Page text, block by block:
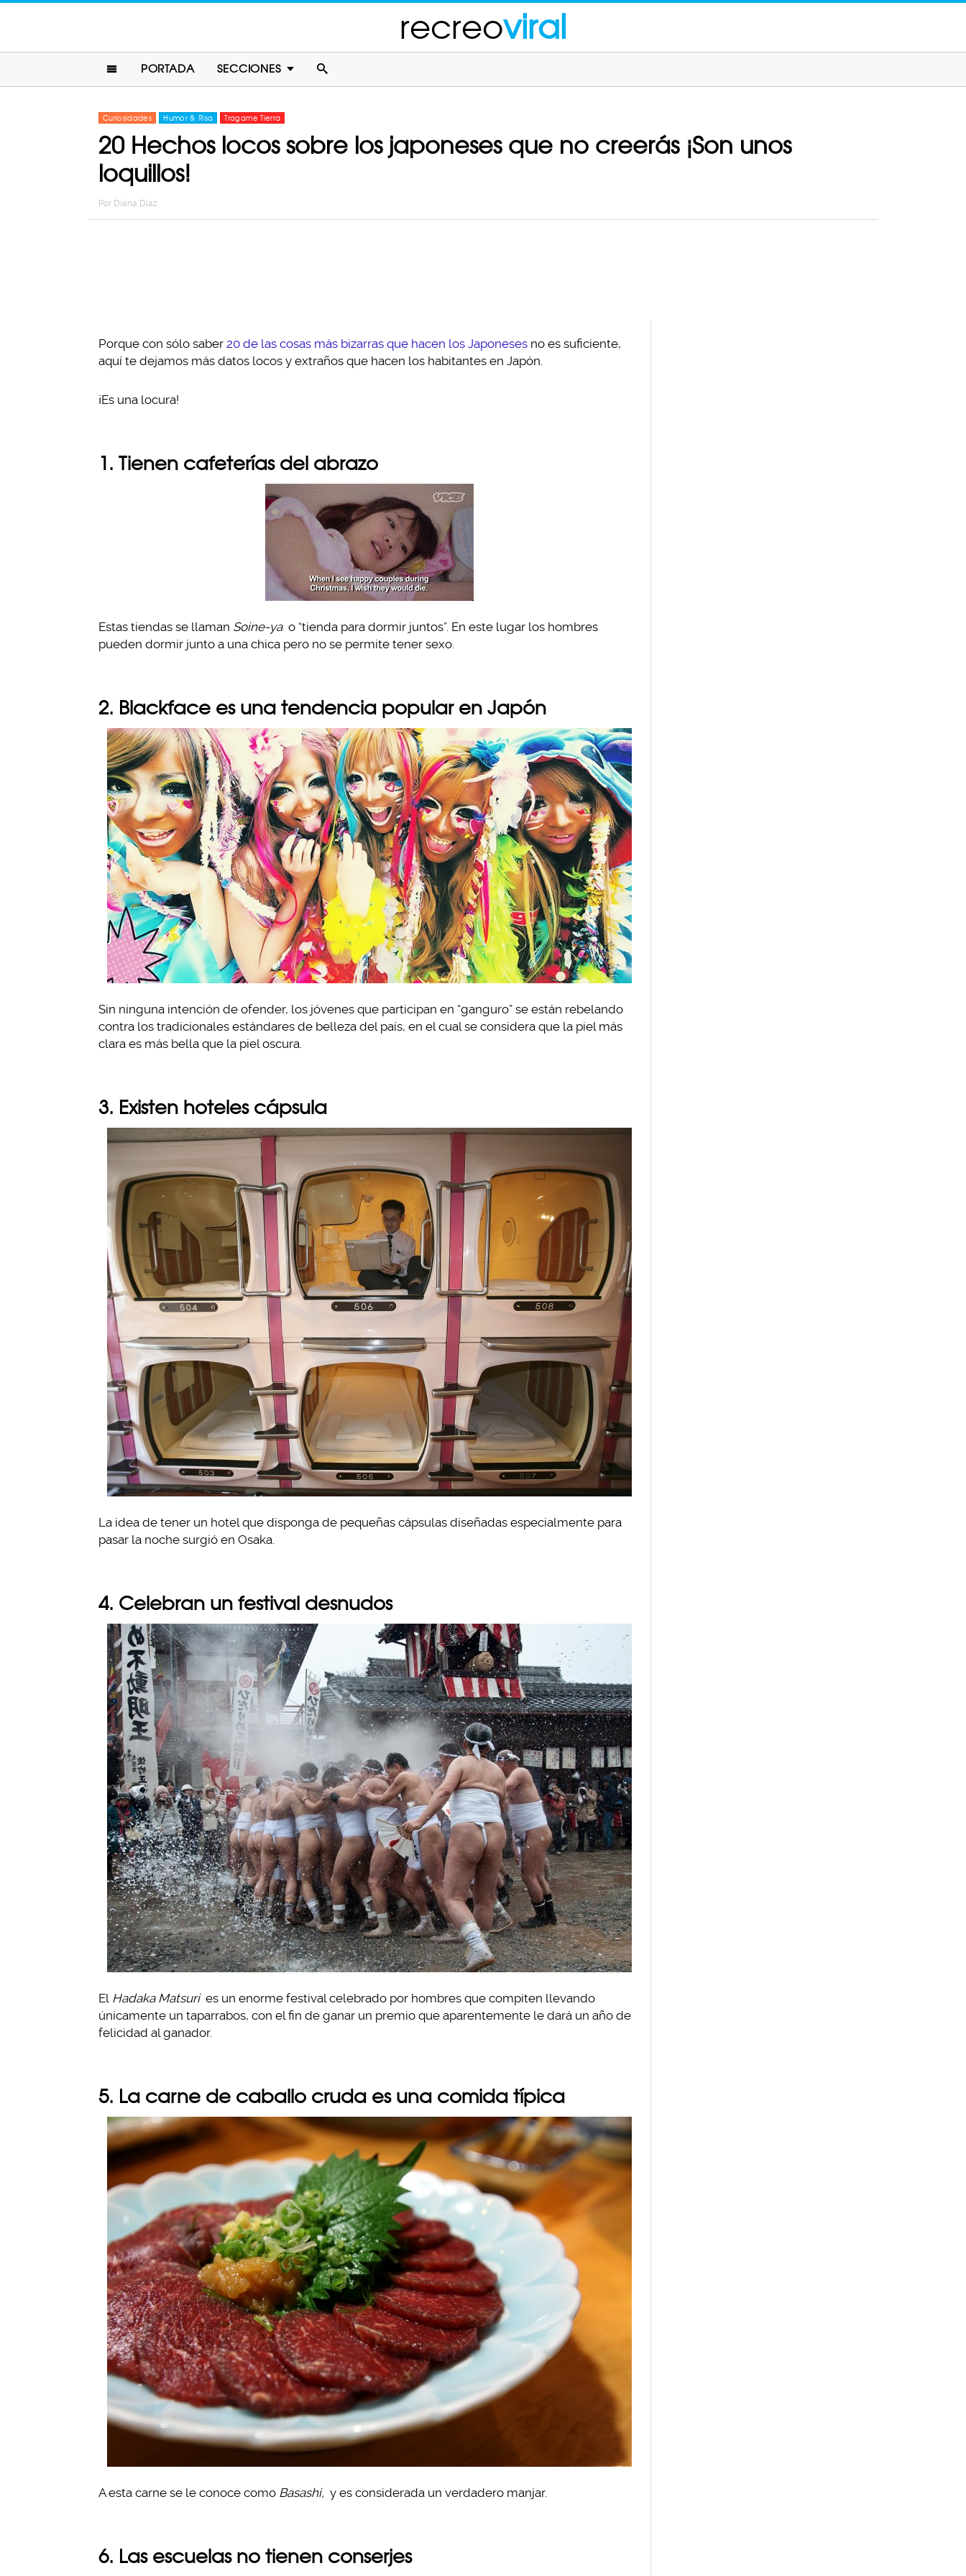
recreoviral
PORTADA SECCIONES
Curiosidades Humor & Risa Tragame Tierra
20 Hechos locos sobre los japoneses que no creerás ¡Son unos
loquillos!
Por Diana Diaz
Porque con sólo saber 20 de las cosas más bizarras que hacen los Japoneses no es suficiente,
aquí te dejamos más datos locos y extraños que hacen los habitantes en Japón.
¡Es una locura!
1. Tienen cafeterías del abrazo
Estas tiendas se llaman Soine-ya o “tienda para dormir juntos”. En este lugar los hombres
pueden dormir junto a una chica pero no se permite tener sexo.
2. Blackface es una tendencia popular en Japón
Sin ninguna intención de ofender, los jóvenes que participan en “ganguro” se están rebelando
contra los tradicionales estándares de belleza del país, en el cual se considera que la piel más
clara es más bella que la piel oscura.
3. Existen hoteles cápsula
La idea de tener un hotel que disponga de pequeñas cápsulas diseñadas especialmente para
pasar la noche surgió en Osaka.
4. Celebran un festival desnudos
El Hadaka Matsuri es un enorme festival celebrado por hombres que compiten llevando
únicamente un taparrabos, con el fin de ganar un premio que aparentemente le dará un año de
felicidad al ganador.
5. La carne de caballo cruda es una comida típica
A esta carne se le conoce como Basashi, y es considerada un verdadero manjar.
6. Las escuelas no tienen conserjes